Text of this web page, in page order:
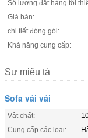
Số lượng đặt hàng tối
Giá bán:
chi tiết đóng gói:
Khả năng cung cấp:
Sự miêu tả
Sofa vải vải
Vật chất:
Cung cấp các loại: